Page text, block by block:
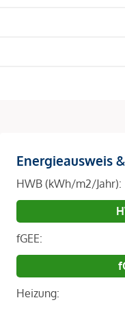
Energieausweis
HWB (kWh/m2/Jahr):
fGEE:
Heizung: